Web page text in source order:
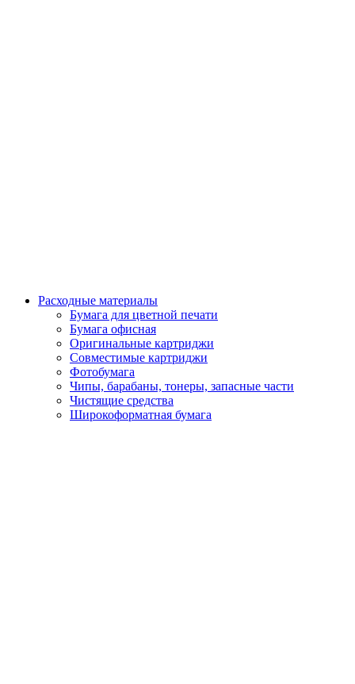
Расходные материалы
Бумага для цветной печати
Бумага офисная
Оригинальные картриджи
Совместимые картриджи
Фотобумага
Чипы, барабаны, тонеры, запасные части
Чистящие средства
Широкоформатная бумага